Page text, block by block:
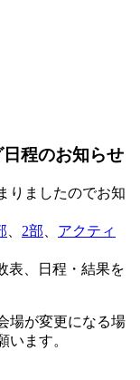
程のお知らせ
りましたのでお知
2部
アクティ
表、日程・結果を
場が変更になる場
います。